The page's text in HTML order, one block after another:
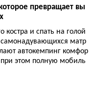
превращает вы
костра и спать на голой
матр
автокемпинг комфор
при этом полную мобиль